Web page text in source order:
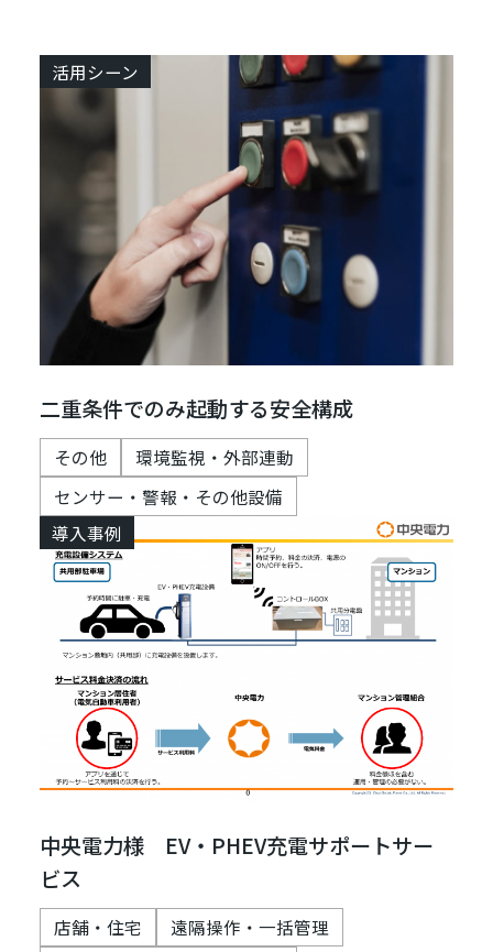
活用シーン
二重条件でのみ起動する安全構成
その他
環境監視・外部連動
センサー・警報・その他設備
導入事例
中央電力様 EV・PHEV充電サポートサー
ビス
店舗・住宅
遠隔操作・一括管理